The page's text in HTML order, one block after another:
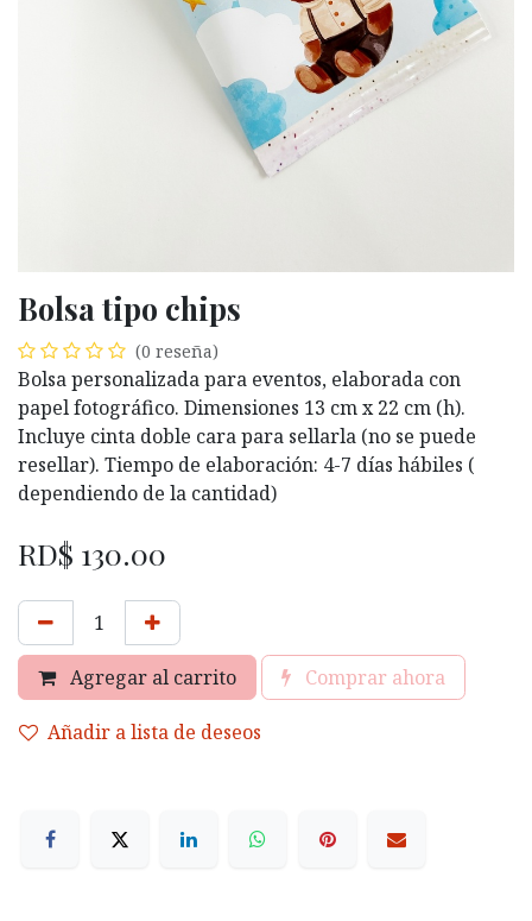
Bolsa tipo chips
(0 reseña)
Bolsa personalizada para eventos, elaborada con
papel fotográfico. Dimensiones 13 cm x 22 cm (h).
Incluye cinta doble cara para sellarla (no se puede
resellar). Tiempo de elaboración: 4-7 días hábiles (
dependiendo de la cantidad)
RD$ 130.00
Agregar al carrito Comprar ahora
Añadir a lista de deseos